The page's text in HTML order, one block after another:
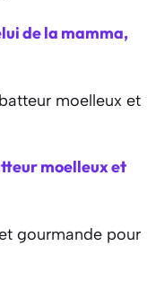
de la mamma,
moelleux et